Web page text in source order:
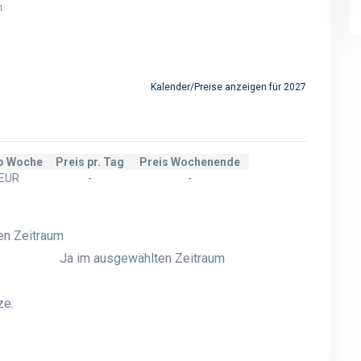
Kalender/Preise anzeigen für 2027
Woche Preis pr. Tag
Preis Wochenende
- -
Zeitraum
Ja im ausgewählten Zeitraum